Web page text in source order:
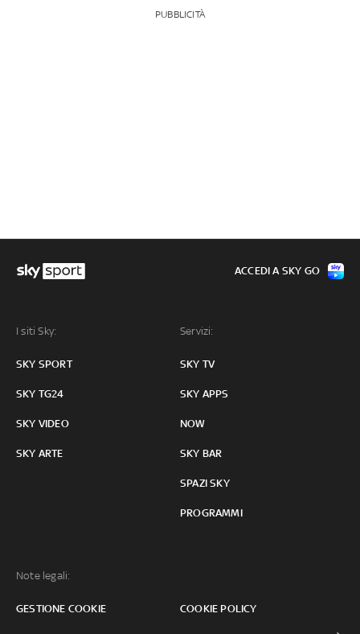
PUBBLICITÀ
I siti Sky:
SKY SPORT
SKY TG24
SKY VIDEO
SKY ARTE
Servizi:
SKY TV
SKY APPS
NOW
SKY BAR
SPAZI SKY
PROGRAMMI
Note legali:
GESTIONE COOKIE COOKIE POLICY
ACCEDI A SKY GO